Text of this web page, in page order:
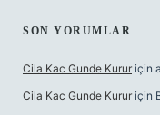
SON YORUMLAR
Cila Kac Gunde Kurur için
Cila Kac Gunde Kurur için